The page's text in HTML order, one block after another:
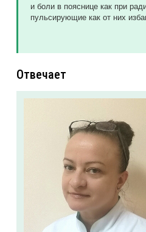
и боли в пояснице как при
пульсирующие как от них
Отвечает